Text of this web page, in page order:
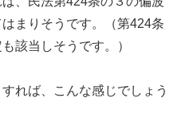
まりそうです。（第424条
該当しそうです。）
れば、こんな感じでしょう